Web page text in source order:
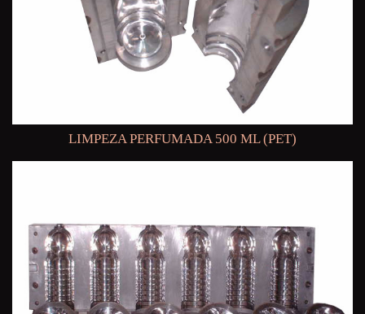
LIMPEZA PERFUMADA 500 ML (PET)